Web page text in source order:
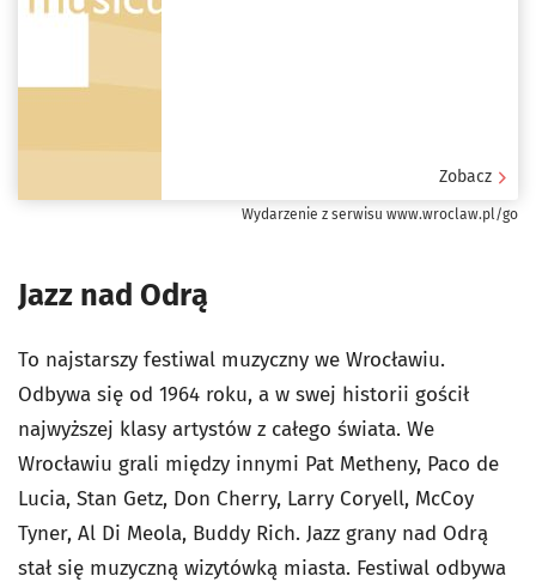
Zobacz
Wydarzenie z serwisu www.wroclaw.pl/go
Jazz nad Odrą
To najstarszy festiwal muzyczny we Wrocławiu.
Odbywa się od 1964 roku, a w swej historii gościł
najwyższej klasy artystów z całego świata. We
Wrocławiu grali między innymi Pat Metheny, Paco de
Lucia, Stan Getz, Don Cherry, Larry Coryell, McCoy
Tyner, Al Di Meola, Buddy Rich. Jazz grany nad Odrą
stał się muzyczną wizytówką miasta. Festiwal odbywa